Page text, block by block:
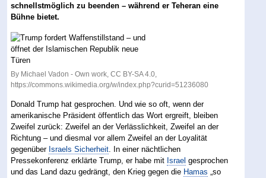
schnellstmöglich zu beenden – während er Teheran eine
Bühne bietet.
By Michael Vadon - Own work, CC BY-SA 4.0,
https://commons.wikimedia.org/w/index.php?curid=51236080
Donald Trump hat gesprochen. Und wie so oft, wenn der
amerikanische Präsident öffentlich das Wort ergreift, bleiben
Zweifel zurück: Zweifel an der Verlässlichkeit, Zweifel an der
Richtung – und diesmal vor allem Zweifel an der Loyalität
gegenüber Israels Sicherheit. In einer nächtlichen
Pressekonferenz erklärte Trump, er habe mit Israel gesprochen
und das Land dazu gedrängt, den Krieg gegen die Hamas „so